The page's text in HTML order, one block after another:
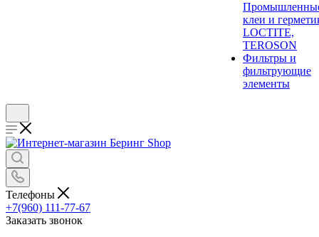
клеи и
LOCTITE,
TEROSON
Фильтры и
фильтрующие
элементы
Телефоны
+7(960) 111-77-67
Заказать звонок